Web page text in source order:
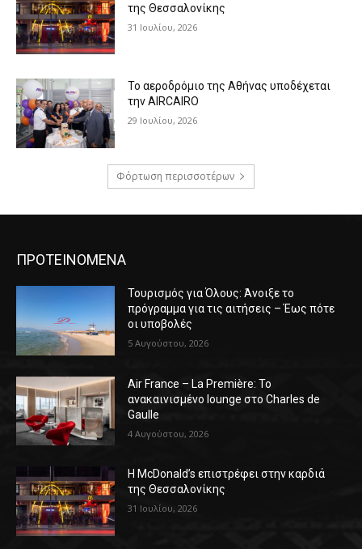
της Θεσσαλονίκης
31 Ιουλίου, 2026
Το αεροδρόμιο της Αθήνας υποδέχεται
την AIRCAIRO
29 Ιουλίου, 2026
Φόρτωση περισσοτέρων
ΠΡΟΤΕΙΝΟΜΕΝΑ
Τουρισμός για Όλους: Άνοιξε το
πρόγραμμα για τις αιτήσεις – Έως πότε
οι υποβολές
5 Αυγούστου, 2026
Air France – La Première: Το
ανακαινισμένο lounge στο Charles de
Gaulle
4 Αυγούστου, 2026
Η McDonald’s επιστρέφει στην καρδιά
της Θεσσαλονίκης
31 Ιουλίου, 2026